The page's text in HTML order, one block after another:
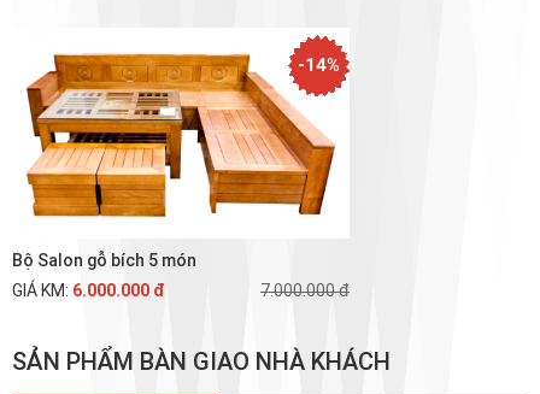
Bộ Salon gỗ bích 5 món
GIÁ KM: 6.000.000 đ 7.000.000 đ
-14%
SẢN PHẨM BÀN GIAO NHÀ KHÁCH